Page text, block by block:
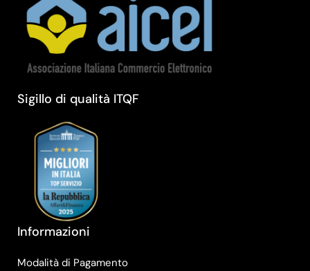
Sigillo di qualità ITQF
Informazioni
Modalità di Pagamento